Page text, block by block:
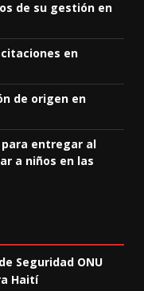
de su gestión en
en
de origen en
entregar al
a niños en las
Seguridad ONU
Haití